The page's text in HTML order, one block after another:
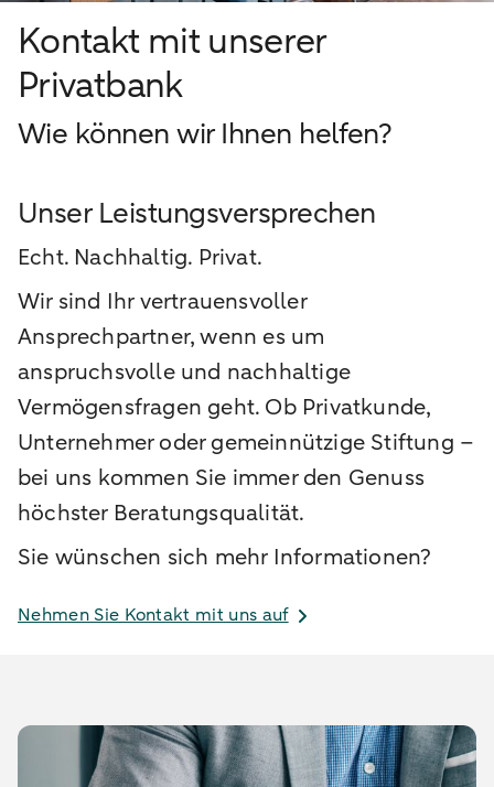
Kontakt mit unserer
Privatbank
Wie können wir Ihnen helfen?
Unser Leistungsversprechen
Echt. Nachhaltig. Privat.
Wir sind Ihr vertrauensvoller
Ansprechpartner, wenn es um
anspruchsvolle und nachhaltige
Vermögensfragen geht. Ob Privatkunde,
Unternehmer oder gemeinnützige Stiftung –
bei uns kommen Sie immer den Genuss
höchster Beratungsqualität.
Sie wünschen sich mehr Informationen?
Nehmen Sie Kontakt mit uns auf